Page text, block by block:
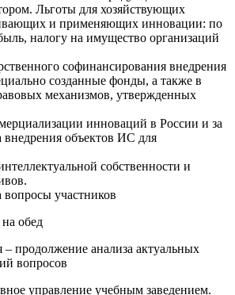
Льготы для хозяйствующих
и применяющих инновации: по
налогу на имущество организаций
софинансирования внедрения
созданные фонды, а также в
механизмов, утвержденных
инноваций в России и за
объектов ИС для
собственности и
участников
обед
– продолжение анализа актуальных
вопросов
управление учебным заведением.